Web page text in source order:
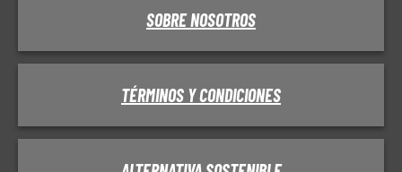
SOBRE NOSOTROS
TÉRMINOS Y CONDICIONES